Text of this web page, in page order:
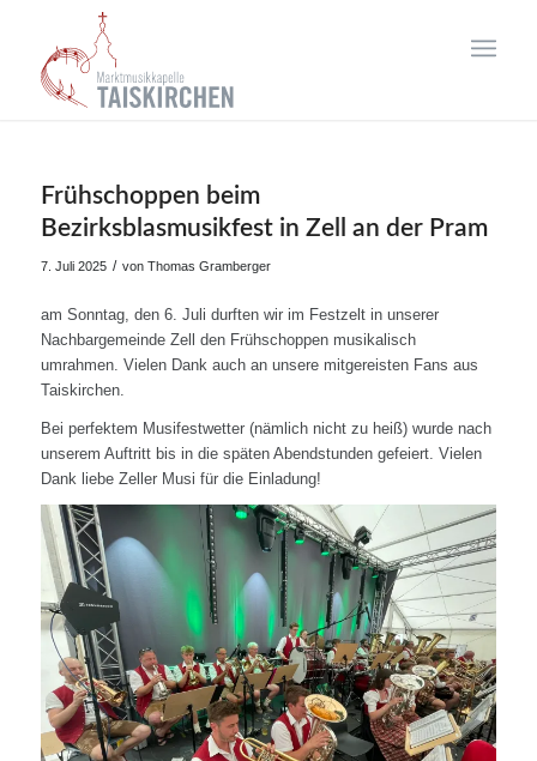
Frühschoppen beim
Bezirksblasmusikfest in Zell an der Pram
7. Juli 2025 / von Thomas Gramberger
am Sonntag, den 6. Juli durften wir im Festzelt in unserer
Nachbargemeinde Zell den Frühschoppen musikalisch
umrahmen. Vielen Dank auch an unsere mitgereisten Fans aus
Taiskirchen.
Bei perfektem Musifestwetter (nämlich nicht zu heiß) wurde nach
unserem Auftritt bis in die späten Abendstunden gefeiert. Vielen
Dank liebe Zeller Musi für die Einladung!